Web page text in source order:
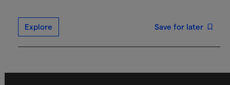
Explore Save for later